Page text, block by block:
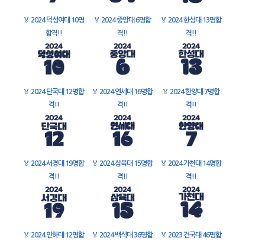
🏅 2024 덕성여대 10명
합격!!
🏅 2024 중앙대 6명합
격!!
🏅 2024 한성대 13명합
격!!
🏅 2024 단국대 12명합
격!!
🏅 2024 연세대 16명합
격!!
🏅 2024 한양대 7명합
격!!
🏅 2024 서경대 19명합
격!!
🏅 2024 삼육대 15명합
격!!
🏅 2024 가천대 14명합
격!!
🏅 2024 인하대 12명합
🏅 2024 백석대 36명합
🏅 2023 건국대 46명합